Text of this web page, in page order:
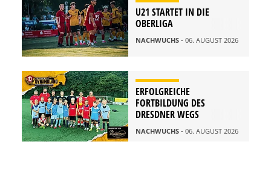
U21 STARTET IN DIE
OBERLIGA
NACHWUCHS - 06. AUGUST 2026
ERFOLGREICHE
FORTBILDUNG DES
DRESDNER WEGS
NACHWUCHS - 06. AUGUST 2026